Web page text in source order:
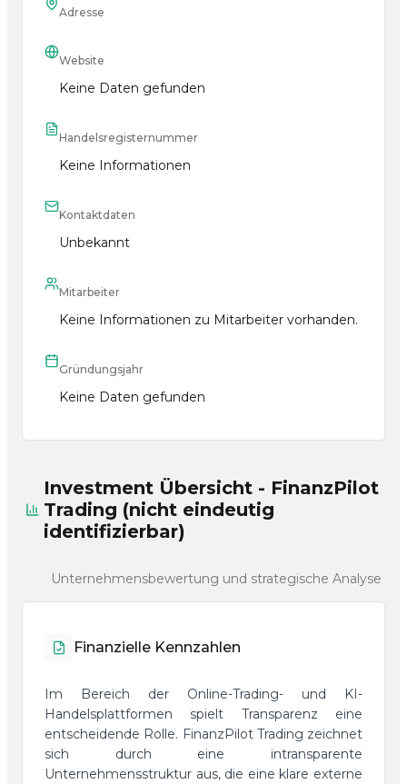
Adresse
Website
Keine Daten gefunden
Handelsregisternummer
Keine Informationen
Kontaktdaten
Unbekannt
Mitarbeiter
Keine Informationen zu Mitarbeiter vorhanden.
Gründungsjahr
Keine Daten gefunden
Investment Übersicht - FinanzPilot
Trading (nicht eindeutig
identifizierbar)
Unternehmensbewertung und strategische Analyse
Finanzielle Kennzahlen
Im Bereich der Online-Trading- und KI-
Handelsplattformen spielt Transparenz eine
entscheidende Rolle. FinanzPilot Trading zeichnet
sich durch eine intransparente
Unternehmensstruktur aus, die eine klare externe